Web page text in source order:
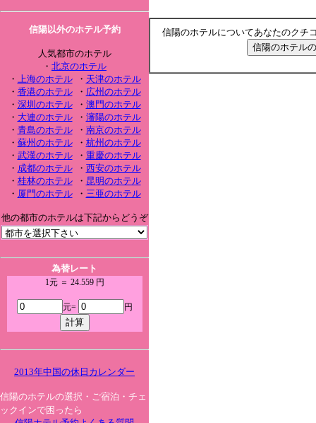
信陽以外のホテル予約
人気都市のホテル
・ 北京のホテル
・ 上海のホテル・ 天津のホテル
・ 香港のホテル・ 広州のホテル
・ 深圳のホテル・ 澳門のホテル
・ 大連のホテル・ 瀋陽のホテル
・ 青島のホテル・ 南京のホテル
・ 蘇州のホテル・ 杭州のホテル
・ 武漢のホテル・ 重慶のホテル
・ 成都のホテル・ 西安のホテル
・ 桂林のホテル・ 昆明のホテル
・ 厦門のホテル・ 三亜のホテル
他の都市のホテルは下記からどうぞ
為替レート
1元 ＝ 24.559 円
元= 円
2013年中国の休日カレンダー
信陽のホテルの選択・ご宿泊・チェ
ックインで困ったら
信陽のホテルについてあなたのクチ